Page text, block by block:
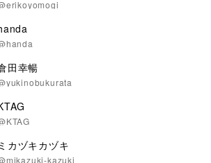
田幸暢
ミカヅキカヅキ
kazuki